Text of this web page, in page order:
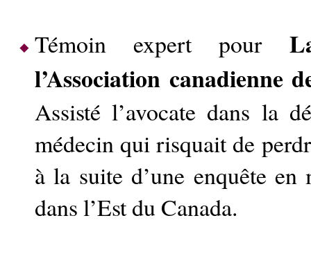
Témoin expert pour
l’Association canadienne
Assisté l’avocate dans la
médecin qui risquait de
à la suite d’une enquête en
dans l’Est du Canada.